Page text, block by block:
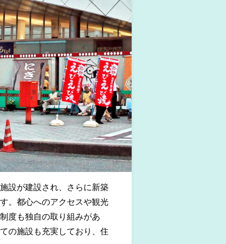
設が建設され、さらに新築
。都心へのアクセスや観光
度も独自の取り組みがあ
の施設も充実しており、住